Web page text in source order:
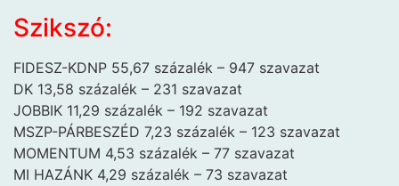
Szikszó:
FIDESZ-KDNP 55,67 százalék – 947 szavazat
DK 13,58 százalék – 231 szavazat
JOBBIK 11,29 százalék – 192 szavazat
MSZP-PÁRBESZÉD 7,23 százalék – 123 szavazat
MOMENTUM 4,53 százalék – 77 szavazat
MI HAZÁNK 4,29 százalék – 73 szavazat